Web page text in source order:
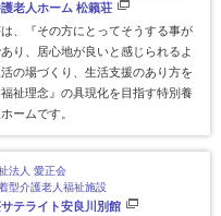
老人ホーム 松籟荘
、『その方にとってそうする事が
り、居心地が良いと感じられるよ
活の場づくり、生活支援のあり方を
祉理念』の具現化を目指す特別養
ームです。
法人 愛正会
型介護老人福祉施設
テライト安良川別館